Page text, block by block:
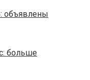
объявлены
больше